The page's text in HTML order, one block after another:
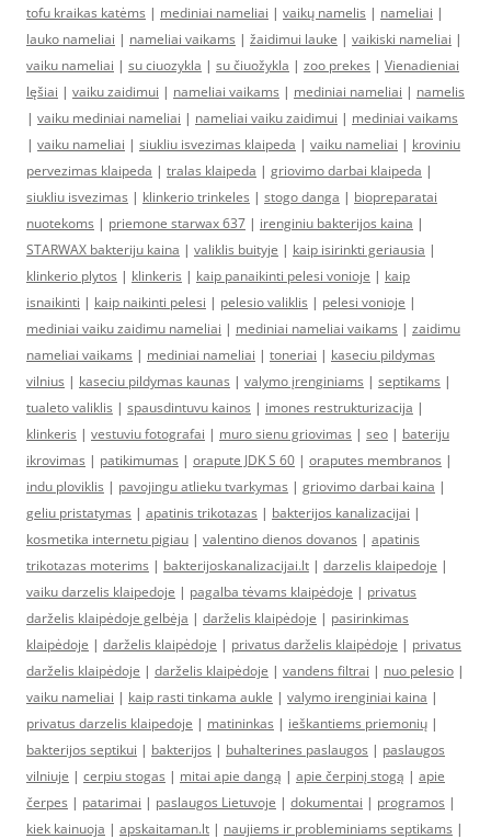
tofu kraikas katėms | mediniai nameliai | vaikų namelis | nameliai |
lauko nameliai | nameliai vaikams | žaidimui lauke | vaikiski nameliai |
vaiku nameliai | su ciuozykla | su čiuožykla | zoo prekes | Vienadieniai
lęšiai | vaiku zaidimui | nameliai vaikams | mediniai nameliai | namelis
| vaiku mediniai nameliai | nameliai vaiku zaidimui | mediniai vaikams
| vaiku nameliai | siukliu isvezimas klaipeda | vaiku nameliai | kroviniu
pervezimas klaipeda | tralas klaipeda | griovimo darbai klaipeda |
siukliu isvezimas | klinkerio trinkeles | stogo danga | biopreparatai
nuotekoms | priemone starwax 637 | irenginiu bakterijos kaina |
STARWAX bakteriju kaina | valiklis buityje | kaip isirinkti geriausia |
klinkerio plytos | klinkeris | kaip panaikinti pelesi vonioje | kaip
isnaikinti | kaip naikinti pelesi | pelesio valiklis | pelesi vonioje |
mediniai vaiku zaidimu nameliai | mediniai nameliai vaikams | zaidimu
nameliai vaikams | mediniai nameliai | toneriai | kaseciu pildymas
vilnius | kaseciu pildymas kaunas | valymo įrenginiams | septikams |
tualeto valiklis | spausdintuvu kainos | imones restrukturizacija |
klinkeris | vestuviu fotografai | muro sienu griovimas | seo | bateriju
ikrovimas | patikimumas | orapute JDK S 60 | oraputes membranos |
indu ploviklis | pavojingu atlieku tvarkymas | griovimo darbai kaina |
geliu pristatymas | apatinis trikotazas | bakterijos kanalizacijai |
kosmetika internetu pigiau | valentino dienos dovanos | apatinis
trikotazas moterims | bakterijoskanalizacijai.lt | darzelis klaipedoje |
vaiku darzelis klaipedoje | pagalba tėvams klaipėdoje | privatus
darželis klaipėdoje gelbėja | darželis klaipėdoje | pasirinkimas
klaipėdoje | darželis klaipėdoje | privatus darželis klaipėdoje | privatus
darželis klaipėdoje | darželis klaipėdoje | vandens filtrai | nuo pelesio |
vaiku nameliai | kaip rasti tinkama aukle | valymo irenginiai kaina |
privatus darzelis klaipedoje | matininkas | ieškantiems priemonių |
bakterijos septikui | bakterijos | buhalterines paslaugos | paslaugos
vilniuje | cerpiu stogas | mitai apie dangą | apie čerpinį stogą | apie
čerpes | patarimai | paslaugos Lietuvoje | dokumentai | programos |
kiek kainuoja | apskaitaman.lt | naujiems ir probleminiams septikams |